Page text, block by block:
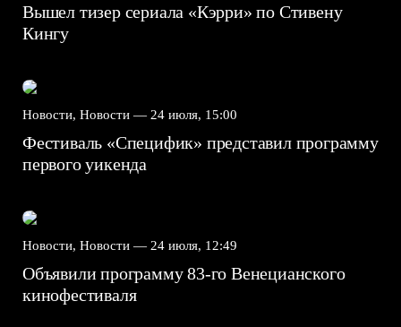
Вышел тизер сериала «Кэрри» по Стивену
Кингу
Новости, Новости — 24 июля, 15:00
Фестиваль «Специфик» представил программу
первого уикенда
Новости, Новости — 24 июля, 12:49
Объявили программу 83-го Венецианского
кинофестиваля